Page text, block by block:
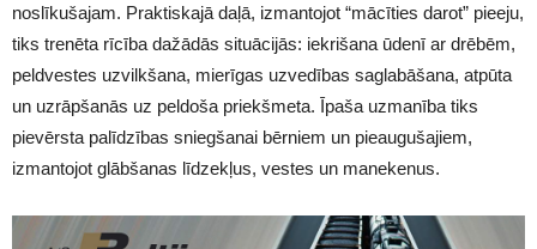
noslīkušajam. Praktiskajā daļā, izmantojot “mācīties darot” pieeju,
tiks trenēta rīcība dažādās situācijās: iekrišana ūdenī ar drēbēm,
peldvestes uzvilkšana, mierīgas uzvedības saglabāšana, atpūta
un uzrāpšanās uz peldoša priekšmeta. Īpaša uzmanība tiks
pievērsta palīdzības sniegšanai bērniem un pieaugušajiem,
izmantojot glābšanas līdzekļus, vestes un manekenus.